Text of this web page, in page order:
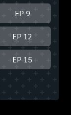
EP 9
EP 12
EP 15